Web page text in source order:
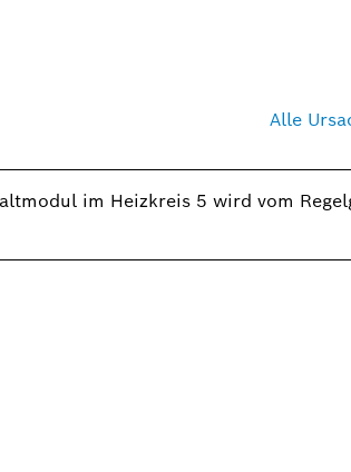
Alle
im Heizkreis 5 wird vom